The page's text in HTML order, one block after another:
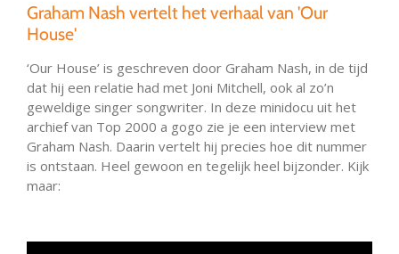
Graham Nash vertelt het verhaal van 'Our
House'
‘Our House’ is geschreven door Graham Nash, in de tijd
dat hij een relatie had met Joni Mitchell, ook al zo’n
geweldige singer songwriter. In deze minidocu uit het
archief van Top 2000 a gogo zie je een interview met
Graham Nash. Daarin vertelt hij precies hoe dit nummer
is ontstaan. Heel gewoon en tegelijk heel bijzonder. Kijk
maar: